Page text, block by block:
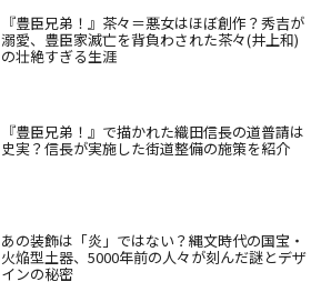
『豊臣兄弟！』茶々＝悪女はほぼ創作？秀吉が
溺愛、豊臣家滅亡を背負わされた茶々(井上和)
の壮絶すぎる生涯
『豊臣兄弟！』で描かれた織田信長の道普請は
史実？信長が実施した街道整備の施策を紹介
あの装飾は「炎」ではない？縄文時代の国宝・
火焔型土器、5000年前の人々が刻んだ謎とデザ
インの秘密